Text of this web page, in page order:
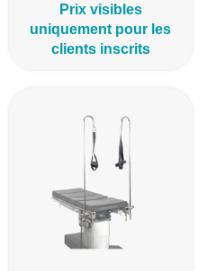
Prix visibles
uniquement pour les
clients inscrits